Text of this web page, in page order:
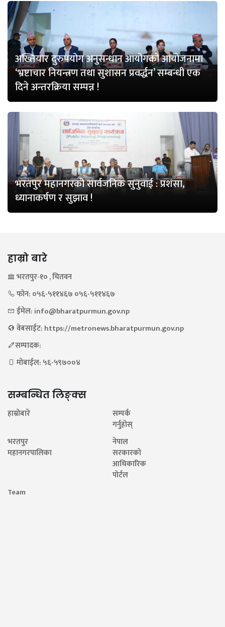
अख्तियार दुरुपयोग अनुसन्धान आयोगको आयोजनामा
‘भ्रष्टाचार नियन्त्रण तथा सुशासन प्रवर्द्धन’ सम्बन्धी एक
दिने अन्तरक्रिया सम्पन्न !
भरतपुर महानगरको सार्वजनिक सुनुवाई : प्रशंसा,
ध्यानाकर्षण र सुझाव !
हाम्रो बारे
भरतपुर-१० , चितवन
फोन: ०५६-५११४६७ ०५६-५११४६७
ईमेल: info@bharatpurmun.gov.np
वेबसाईट: https://metronews.bharatpurmun.gov.np
सम्पादक:
मोबाईल: ५६-५९७००४
सम्बन्धित लिङ्क्स
हाम्रोबारे
सम्पर्क
गर्नुहोस्
भरतपुर
महानगरपालिका
नेपाल
सरकारको
आधिकारिक
पोर्टल
Team